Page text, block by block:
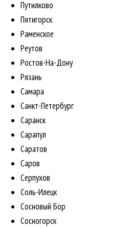
Путилково
Пятигорск
Раменское
Реутов
Ростов-На-Дону
Рязань
Самара
Санкт-Петербург
Саранск
Сарапул
Саратов
Саров
Серпухов
Соль-Илецк
Сосновый Бор
Сосногорск